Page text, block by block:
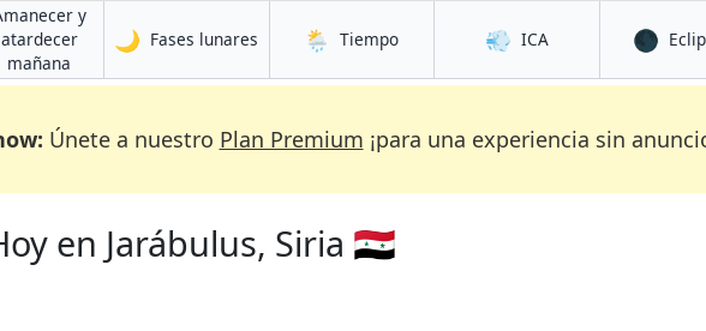
y
atardecer
mañana
🌙 Fases lunares en Jarábulus
🌦️ Tiempoen Jarábulus💨 ICAen Jarábulus🌑
Únete a nuestro Plan Premium ¡para una experiencia sin
en Jarábulus, Siria 🇸🇾